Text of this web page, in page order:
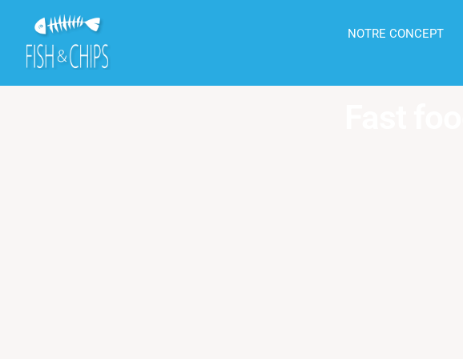
principal
NOTRE CONCEPT